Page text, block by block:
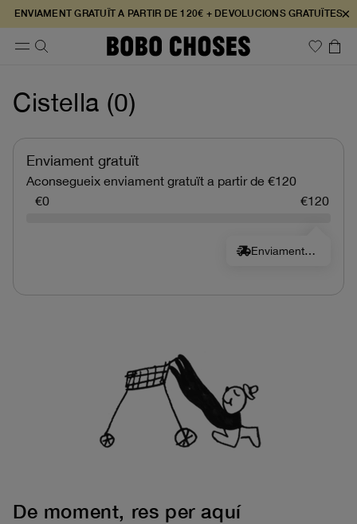
ENVIAMENT GRATUÏT A PARTIR DE 120€ + DEVOLUCIONS GRATUÏTES×
Cistella (0)
De moment, res per aquí
Enviament gratuït
Aconsegueix enviament gratuït a partir de €120
€0
€120
Enviament gratuït